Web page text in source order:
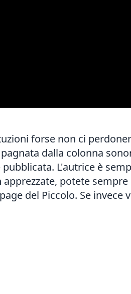
forse non ci
dalla colonna
pubblicata. L'autrice è
apprezzate, potete
del Piccolo. Se